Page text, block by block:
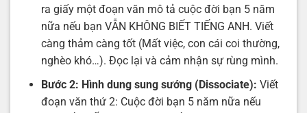
ra giấy một đoạn văn mô tả cuộc đời bạn 5 năm
nữa nếu bạn VẪN KHÔNG BIẾT TIẾNG ANH. Viết
càng thảm càng tốt (Mất việc, con cái coi thường,
nghèo khó…). Đọc lại và cảm nhận sự rùng mình.
Bước 2: Hình dung sung sướng (Dissociate): Viết
đoạn văn thứ 2: Cuộc đời bạn 5 năm nữa nếu